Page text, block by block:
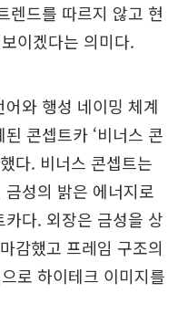
렌드를 따르지 않고 현
이겠다는 의미다.
와 행성 네이밍 체계
콘셉트카 ‘비너스 콘
다. 비너스 콘셉트는
성의 밝은 에너지로
다. 외장은 금성을 상
감했고 프레임 구조의
로 하이테크 이미지를